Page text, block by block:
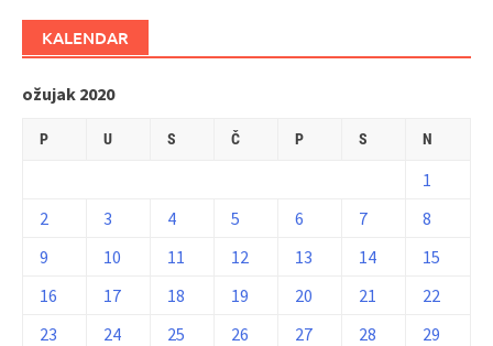
KALENDAR
ožujak 2020
P U S Č P S N
1
2
3 4 5 6 7
8
9
10 11 12 13 14
15
16
17 18 19 20 21
22
23
24 25 26 27 28
29